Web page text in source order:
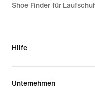
Shoe Finder für
Hilfe
Unternehmen